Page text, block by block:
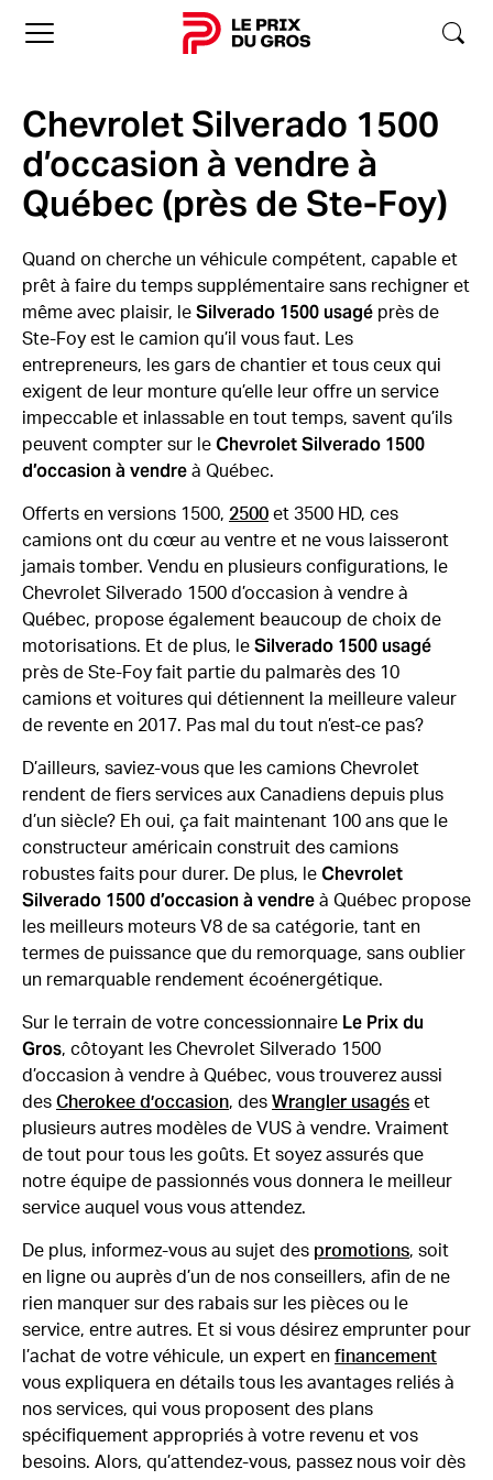
Accueil
Chevrolet Silverado 1500
d’occasion à vendre à
Québec (près de Ste-Foy)
Quand on cherche un véhicule compétent, capable et
prêt à faire du temps supplémentaire sans rechigner et
même avec plaisir, le Silverado 1500 usagé près de
Ste-Foy est le camion qu’il vous faut. Les
entrepreneurs, les gars de chantier et tous ceux qui
exigent de leur monture qu’elle leur offre un service
impeccable et inlassable en tout temps, savent qu’ils
peuvent compter sur le Chevrolet Silverado 1500
d’occasion à vendre à Québec.
Offerts en versions 1500, 2500 et 3500 HD, ces
camions ont du cœur au ventre et ne vous laisseront
jamais tomber. Vendu en plusieurs configurations, le
Chevrolet Silverado 1500 d’occasion à vendre à
Québec, propose également beaucoup de choix de
motorisations. Et de plus, le Silverado 1500 usagé
près de Ste-Foy fait partie du palmarès des 10
camions et voitures qui détiennent la meilleure valeur
de revente en 2017. Pas mal du tout n’est-ce pas?
D’ailleurs, saviez-vous que les camions Chevrolet
rendent de fiers services aux Canadiens depuis plus
d’un siècle? Eh oui, ça fait maintenant 100 ans que le
constructeur américain construit des camions
robustes faits pour durer. De plus, le Chevrolet
Silverado 1500 d’occasion à vendre à Québec propose
les meilleurs moteurs V8 de sa catégorie, tant en
termes de puissance que du remorquage, sans oublier
un remarquable rendement écoénergétique.
Sur le terrain de votre concessionnaire Le Prix du
Gros, côtoyant les Chevrolet Silverado 1500
d’occasion à vendre à Québec, vous trouverez aussi
des Cherokee d’occasion, des Wrangler usagés et
plusieurs autres modèles de VUS à vendre. Vraiment
de tout pour tous les goûts. Et soyez assurés que
notre équipe de passionnés vous donnera le meilleur
service auquel vous vous attendez.
De plus, informez-vous au sujet des promotions, soit
en ligne ou auprès d’un de nos conseillers, afin de ne
rien manquer sur des rabais sur les pièces ou le
service, entre autres. Et si vous désirez emprunter pour
l’achat de votre véhicule, un expert en financement
vous expliquera en détails tous les avantages reliés à
nos services, qui vous proposent des plans
spécifiquement appropriés à votre revenu et vos
besoins. Alors, qu’attendez-vous, passez nous voir dès